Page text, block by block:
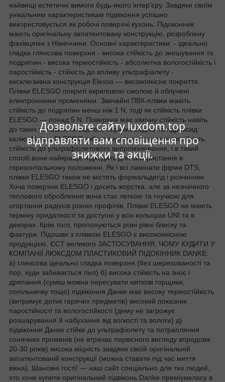
Дозвольте сайту luxdom.top
відправляти вам сповіщення про
знижки та акції.
найвищі естетичні вимоги будь-якого інтер'єру. Завдяки своїм
унікальним характеристикам підвіконня успішно
використовується як робочі поверхні кухонь. Підоконник
мають оригінальну запатентовану конструкцію, розроблену
фахівцями з Німеччини. Основні характеристики: - ідеально
гладка глянсова поверхня - висока стійкість до зношування та
подряпин - висока термостійкість - абсолютна вологостійкість і
паростійкість - стійкість до впливу ультрафіалету -
ексклюзивна конструкція Elesso — високоякісне покриття.
Плівки ELESGO покриті акриловою смолою й облучені
електронними променями. Звичайні ПВХ-плівки мають
стійкість до подряпин менш ніж 1 N, тоді як стійкість плівки
ELESGO — понад 5 N. Поверхня має хімічну стійкість навіть
до таких речовин, як ацетон, перекис водню та гідроксид
калію. Плівки ELESGO забезпечують високу вологостійкість,
стійкість до ультрафіолетового випромінювання, і в такий
спосіб вони найкраще підходять для використання в
горизонтальному положенні. Як і всі ламінати фірми DTS,
плівки ELESGO також не містять формальдегід і розчинник.
Хоча поверхня ELESGO і досить жорстка, але за незначного
теплового оброблення вона стає легкою та гнучкою для
огортання радіусів різних профілів. Плівки ELESGO не мають
терміну придатності та доступні у всіх кольорах UNI та в
декорах. Крім того, пропонуються різні рівні блиску та
фактури. Підошви з плівкою ELESGO є високоякісною
продукцією. ЄСТ великого ЗАСТОСУВАННЯ, ЧОМУ КУДИТИ У
КОМПАНІЇ ЛЮКСДОМ ПЛАСТИКОВИЙ ПІДОКІННИК DANKE:
а) глянсова ідеально гладка поверхня (без шерехованості та
пор, куди забивається пил) б) висока стійкість на знос і
дряпання (суміш можна пересувати квіткові горщики,
попільничку тощо) підвіконня Данке має високу термостійкість
(витримує дотик гарячих предметів) високий показник
паростійкості та вологостійкості (дему не загрожує
розшарування й набухання від вогкості та вологи) д)
підвіконня Данке стійке до ультрафіолету та потрапляння
сонячних променів (не втрачає первісного вигляду впродовж
20-30 років) висока міцність завдяки своїй оригінальній
запатентованій конструкції (можна ставати під час миття
вікна). Шановні гості! — наш сайт спеціально для тих людей,
хто хоче купити оригінальний підвіконь Danke преміумкласу в